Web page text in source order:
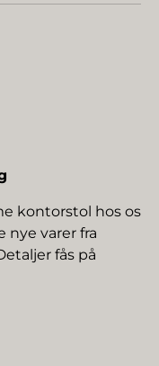
kontorstol hos os
nye varer fra
fås på